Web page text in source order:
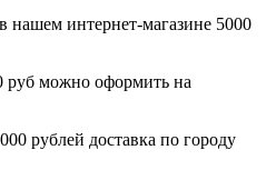
нашем интернет-магазине 5000
руб можно оформить на
рублей доставка по городу